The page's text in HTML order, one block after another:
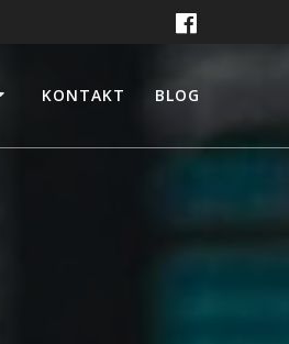
KONTAKT BLOG